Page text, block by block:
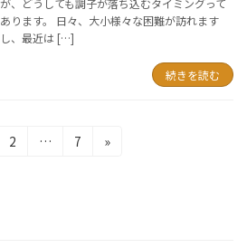
が、どうしても調子が落ち込むタイミングって
あります。 日々、大小様々な困難が訪れます
し、最近は […]
続きを読む
固
2 …
固
7 »